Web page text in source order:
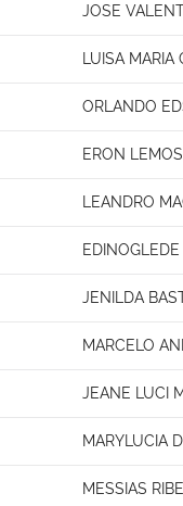
JOSE
LUISA MARIA
ORLANDO
ERON
LEANDRO
JENILDA
MARCELO
JEANE LUCI
MARYLUCIA
MESSIAS